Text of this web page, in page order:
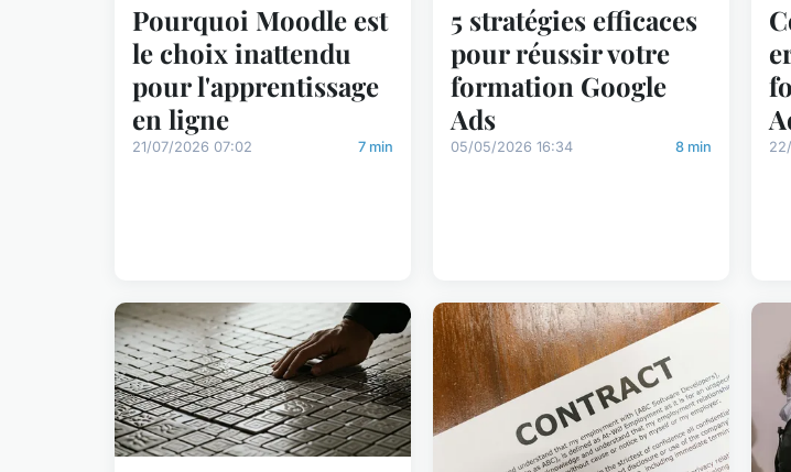
Pourquoi Moodle est
le choix inattendu
pour l'apprentissage
en ligne
21/07/2026 07:02 7 min
5 stratégies efficaces
pour réussir votre
formation Google
Ads
05/05/2026 16:34 8 min